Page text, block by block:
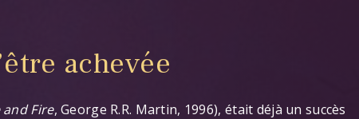
achevée
and Fire, George R.R. Martin, 1996), était déjà un succès